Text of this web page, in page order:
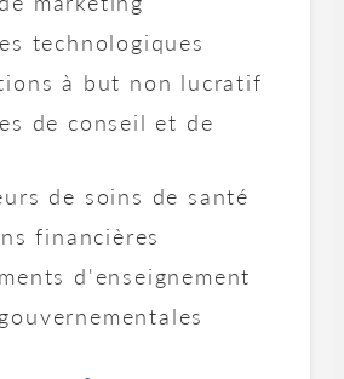
technologiques
à but non lucratif
de conseil et de
de soins de santé
financières
d'enseignement